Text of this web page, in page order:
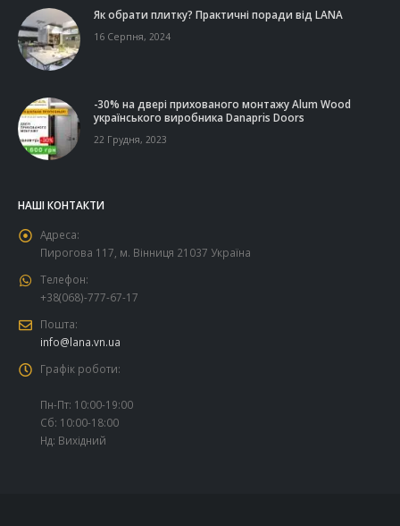
Як обрати плитку? Практичні поради від LANA
16 Серпня, 2024
-30% на двері прихованого монтажу Alum Wood
українського виробника Danapris Doors
22 Грудня, 2023
НАШІ КОНТАКТИ
Адреса:
Пирогова 117, м. Вінниця 21037 Україна
Телефон:
+38(068)-777-67-17
Пошта:
info@lana.vn.ua
Графік роботи:
Пн-Пт: 10:00-19:00
Сб: 10:00-18:00
Нд: Вихідний